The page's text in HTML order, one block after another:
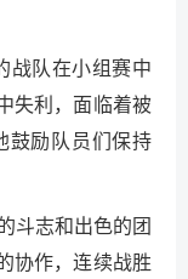
战队在小组赛中
失利，面临着被
鼓励队员们保持
斗志和出色的团
协作，连续战胜